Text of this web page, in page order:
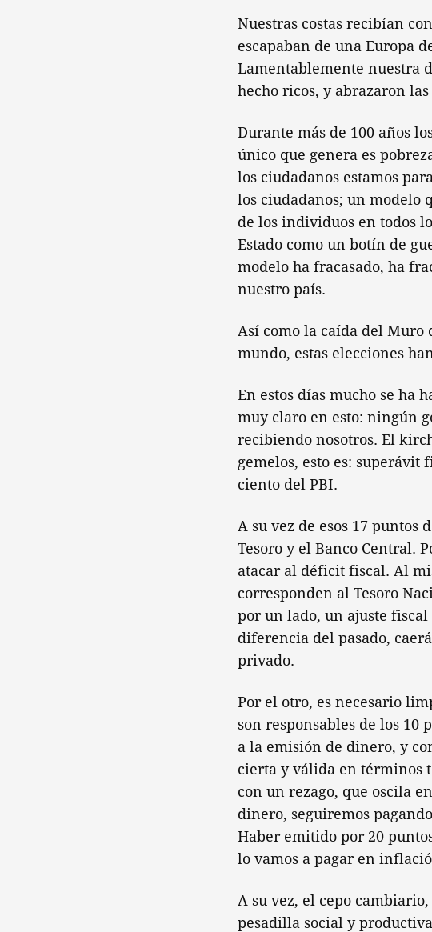
Nuestras costas recibían
escapaban de una Europa
Lamentablemente nuestra
hecho ricos, y abrazaron
Durante más de 100 años
único que genera es
los ciudadanos estamos
los ciudadanos; un modelo
de los individuos en todos
Estado como un botín de
modelo ha fracasado, ha
nuestro país.
Así como la caída del
mundo, estas elecciones
En estos días mucho se ha
muy claro en esto: ningún
recibiendo nosotros. El
gemelos, esto es: superávit
ciento del PBI.
A su vez de esos 17
Tesoro y el Banco Central.
atacar al déficit fiscal. Al
corresponden al Tesoro
por un lado, un ajuste
diferencia del pasado,
privado.
Por el otro, es necesario
son responsables de los
a la emisión de dinero, y
cierta y válida en términos
con un rezago, que oscila
dinero, seguiremos
Haber emitido por 20
lo vamos a pagar en
A su vez, el cepo
pesadilla social y